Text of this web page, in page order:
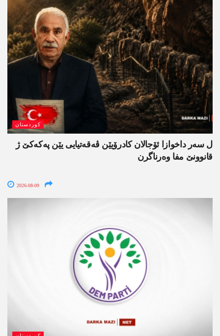
کوردستان
ل سەر داخوازا ئۆجالان کادرۆیێن ڤەقەتیایی یێن پەکەکێ ژ
قانوونێ مفا وەرناگرن
2026-08-09